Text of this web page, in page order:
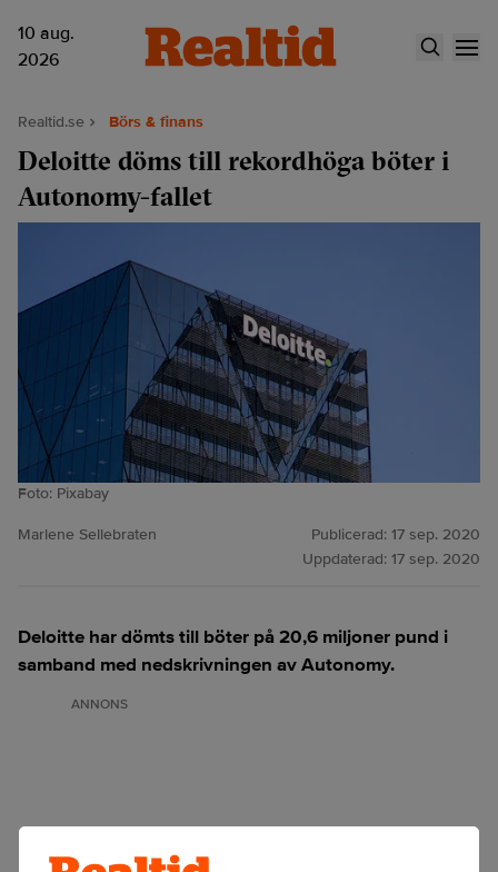
10 aug.
2026
Realtid.se Börs & finans
Deloitte döms till rekordhöga böter i
Autonomy-fallet
Foto: Pixabay
Marlene Sellebraten Publicerad: 17 sep. 2020
Uppdaterad: 17 sep. 2020
Deloitte har dömts till böter på 20,6 miljoner pund i
samband med nedskrivningen av Autonomy.
ANNONS